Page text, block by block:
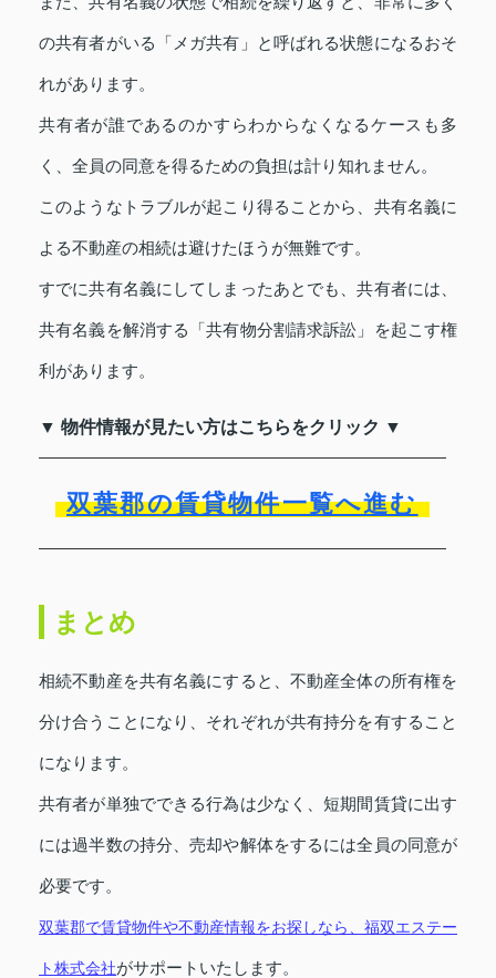
の共有者がいる「メガ共有」と呼ばれる状態になるおそ
れがあります。
共有者が誰であるのかすらわからなくなるケースも多
く、全員の同意を得るための負担は計り知れません。
このようなトラブルが起こり得ることから、共有名義に
よる不動産の相続は避けたほうが無難です。
すでに共有名義にしてしまったあとでも、共有者には、
共有名義を解消する「共有物分割請求訴訟」を起こす権
利があります。
▼ 物件情報が見たい方はこちらをクリック ▼
双葉郡の賃貸物件一覧へ進む
まとめ
相続不動産を共有名義にすると、不動産全体の所有権を
分け合うことになり、それぞれが共有持分を有すること
になります。
共有者が単独でできる行為は少なく、短期間賃貸に出す
には過半数の持分、売却や解体をするには全員の同意が
必要です。
双葉郡で賃貸物件や不動産情報をお探しなら、 福双エステー
ト株式会社がサポートいたします。